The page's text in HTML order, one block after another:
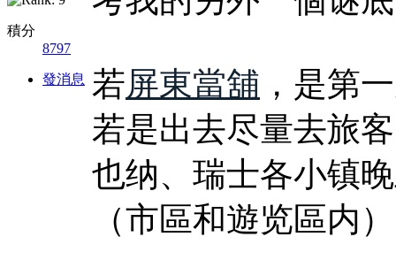
積分
8797
發消息 若屏東當舖 ，是第
若是出去尽量去旅
也纳、瑞士各小镇
（市區和遊览區内